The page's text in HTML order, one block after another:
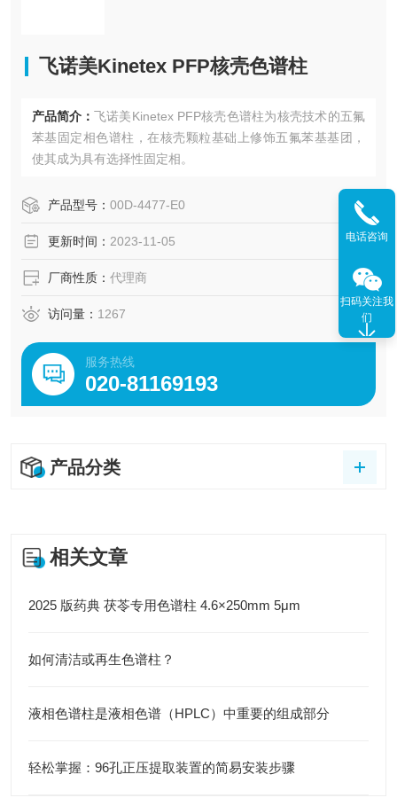
飞诺美Kinetex PFP核壳色谱柱
产品简介： 飞诺美Kinetex PFP核壳色谱柱为核壳技术的五氟
苯基固定相色谱柱，在核壳颗粒基础上修饰五氟苯基基团，
使其成为具有选择性固定相。
产品型号： 00D-4477-E0
更新时间： 2023-11-05
厂商性质： 代理商
访问量： 1267
服务热线
020-81169193
产品分类
相关文章
2025 版药典 茯苓专用色谱柱 4.6×250mm 5μm
如何清洁或再生色谱柱？
液相色谱柱是液相色谱（HPLC）中重要的组成部分
轻松掌握：96孔正压提取装置的简易安装步骤
电话咨询
扫码关注我
们